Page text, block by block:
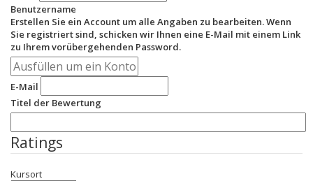
Benutzername
Erstellen Sie ein Account um alle Angaben zu bearbeiten. Wenn
Sie registriert sind, schicken wir Ihnen eine E-Mail mit einem Link
zu Ihrem vorübergehenden Password.
E-Mail
Titel der Bewertung
Ratings
Kursort